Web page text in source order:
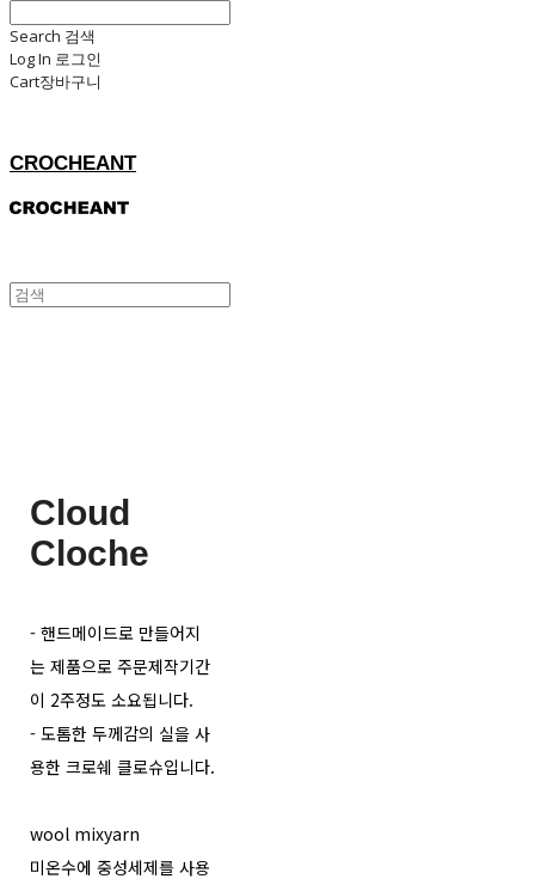
Search 검색
Log In 로그인
Cart장바구니
CROCHEANT
Cloud
Cloche
- 핸드메이드로 만들어지
는 제품으로 주문제작기간
이 2주정도 소요됩니다.
- 도톰한 두께감의 실을 사
용한 크로쉐 클로슈입니다.
wool mixyarn
미온수에 중성세제를 사용